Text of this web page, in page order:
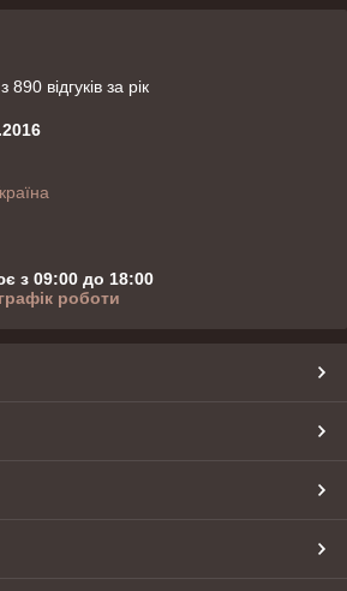
відгуків за рік
з 09:00 до 18:00
роботи